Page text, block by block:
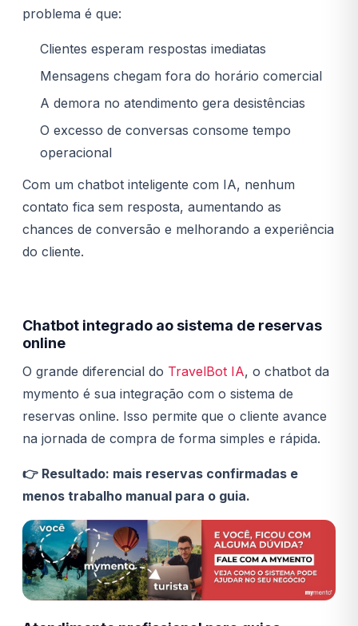
problema é que:
Clientes esperam respostas imediatas
Mensagens chegam fora do horário comercial
A demora no atendimento gera desistências
O excesso de conversas consome tempo
operacional
Com um chatbot inteligente com IA, nenhum
contato fica sem resposta, aumentando as
chances de conversão e melhorando a experiência
do cliente.
Chatbot integrado ao sistema de reservas
online
O grande diferencial do TravelBot IA, o chatbot da
mymento é sua integração com o sistema de
reservas online. Isso permite que o cliente avance
na jornada de compra de forma simples e rápida.
👉 Resultado: mais reservas confirmadas e
menos trabalho manual para o guia.